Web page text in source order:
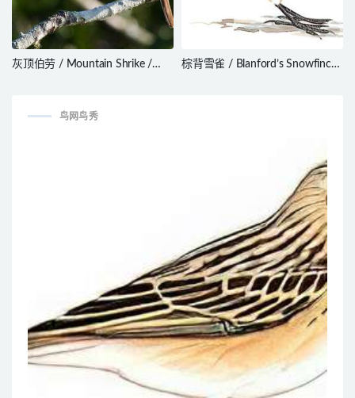
灰顶伯劳 / Mountain Shrike /
棕背雪雀 / Blanford’s Snowfinch
鸟网鸟秀